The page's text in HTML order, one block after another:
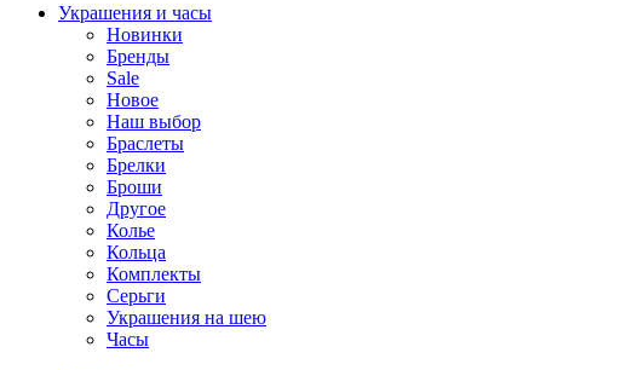
Украшения и часы
Новинки
Бренды
Sale
Новое
Наш выбор
Браслеты
Брелки
Броши
Другое
Колье
Кольца
Комплекты
Серьги
Украшения на шею
Часы